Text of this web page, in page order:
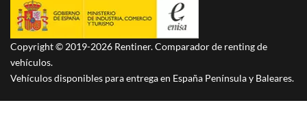
Copyright © 2019-2026 Rentiner. Comparador de renting de
vehículos.
Vehículos disponibles para entrega en España Península y Baleares.